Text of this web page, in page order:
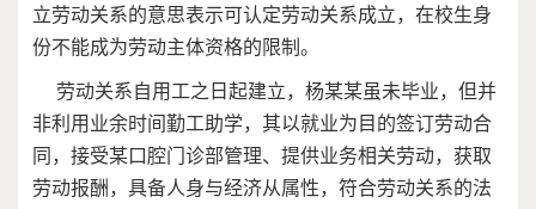
立劳动关系的意思表示可认定劳动关系成立，在校生身
份不能成为劳动主体资格的限制。
劳动关系自用工之日起建立，杨某某虽未毕业，但并
非利用业余时间勤工助学，其以就业为目的签订劳动合
同，接受某口腔门诊部管理、提供业务相关劳动，获取
劳动报酬，具备人身与经济从属性，符合劳动关系的法